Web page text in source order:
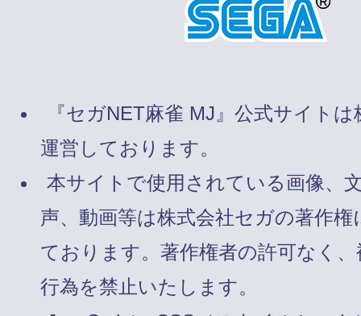
『セガNET麻雀 MJ』公式サイト
運営しております。
本サイトで使用されている画像、
声、動画等は株式会社セガの著作
ております。著作権者の許可なく
行為を禁止いたします。